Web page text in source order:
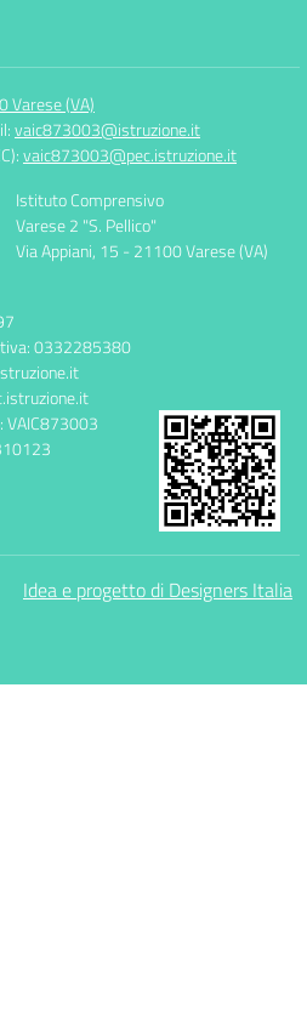
Varese (VA)
vaic873003@istruzione.it
vaic873003@pec.istruzione.it
Istituto Comprensivo
Varese 2 "S. Pellico"
Via Appiani, 15 - 21100 Varese (VA)
0332285380
VAIC873003
Idea e progetto di Designers Italia